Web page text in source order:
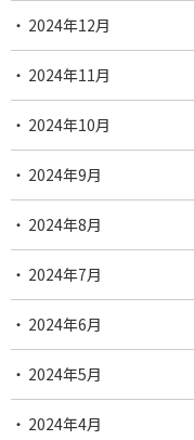
2024年12月
2024年11月
2024年10月
2024年9月
2024年8月
2024年7月
2024年6月
2024年5月
2024年4月